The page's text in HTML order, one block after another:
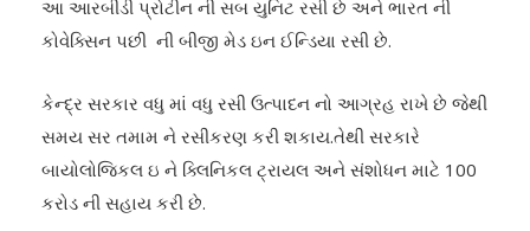
આ આરબીડી પ્રોટીન ની સબ યુનિટ રસી છે અને ભારત ની
કોવેક્સિન પછી ની બીજી મેડ ઇન ઈન્ડિયા રસી છે.
કેન્દ્ર સરકાર વધુ માં વધુ રસી ઉત્પાદન નો આગ્રહ રાખે છે જેથી
સમય સર તમામ ને રસીકરણ કરી શકાય.તેથી સરકારે
બાયોલોજિકલ ઇ ને ક્લિનિકલ ટ્રાયલ અને સંશોધન માટે 100
કરોડ ની સહાય કરી છે.